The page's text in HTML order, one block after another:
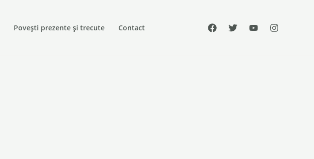
Povești prezente și trecute Contact